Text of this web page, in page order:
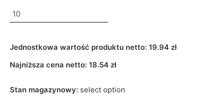
Jednostkowa wartość produktu netto: 19.94 zł
Najniższa cena netto: 18.54 zł
Stan magazynowy: select option